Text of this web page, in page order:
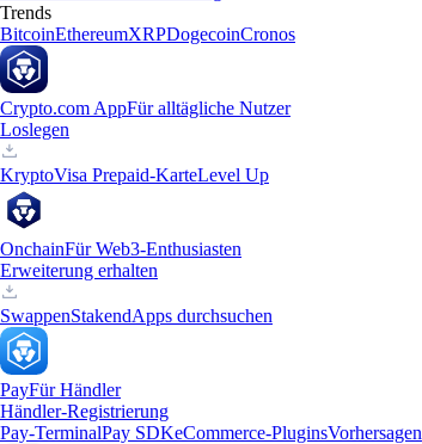
Trends
BitcoinEthereumXRPDogecoinCronos
Crypto.com AppFür alltägliche Nutzer
Loslegen
KryptoVisa Prepaid-KarteLevel Up
OnchainFür Web3-Enthusiasten
Erweiterung erhalten
SwappenStakendApps durchsuchen
PayFür Händler
Händler-Registrierung
Pay-TerminalPay SDKeCommerce-PluginsVorhersagen